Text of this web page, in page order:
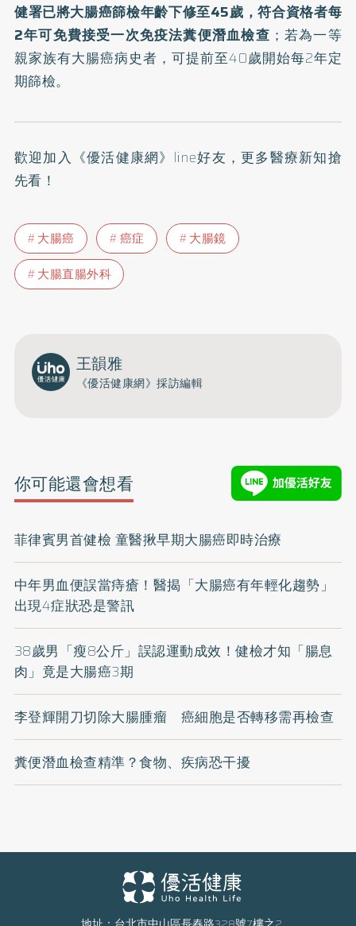
健署已將大腸癌篩檢年齡下修至45歲，符合資格者每
2年可免費接受一次免疫法糞便潛血檢查 ；若為一等
親家族有大腸癌病史者，可提前至40歲開始每2年定
期篩檢。
歡迎加入 《優活健康網》line好友 ，更多醫療新知搶
先看！
大腸癌 癌症
大腸鏡
大腸直腸外科
王韻雅
《優活健康網》採訪編輯
你可能還會想看
菲律賓男首健檢 童醫揪早期大腸癌即時治療
中年男血便誤當痔瘡！醫揭「大腸癌有年輕化趨勢」
出現4症狀恐是警訊
38歲男「瘦8公斤」誤認運動成效！健檢才知「腸息
肉」竟是大腸癌3期
李登輝開刀切除大腸腫瘤 癌細胞是否轉移需再檢查
糞便潛血檢查精準？食物、疾病恐干擾